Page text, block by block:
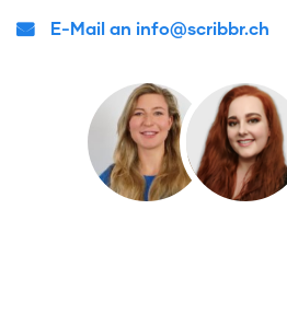
E-Mail an info@scribbr.ch